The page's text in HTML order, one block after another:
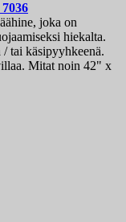
7036
joka on
hiekalta.
tai käsipyyhkeenä.
Mitat noin 42" x